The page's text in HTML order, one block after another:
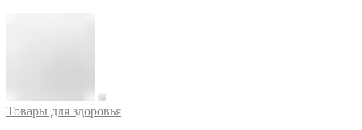
Товары для здоровья